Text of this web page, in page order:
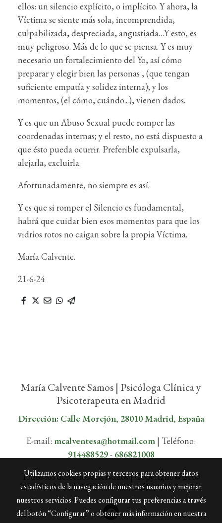
ellos: un silencio explícito, o implícito. Y ahora, la
Víctima se siente más sola, incomprendida,
culpabilizada, despreciada, angustiada…Y esto, es
muy peligroso. Más de lo que se piensa. Y es muy
necesario un fortalecimiento del Yo, así cómo
preparar y elegir bien las personas , (que tengan
suficiente empatía y solidez interna); y los
momentos, (el cómo, cuándo...), vienen dados.
Y es que un Abuso Sexual puede romper las
coordenadas internas; y el resto, no está dispuesto a
que ésto pueda ocurrir. Preferible expulsarla,
alejarla, excluirla.
Afortunadamente, no siempre es así.
Y es que si romper el Silencio es fundamental,
habrá que cuidar bien esos momentos para que los
vidrios rotos no caigan sobre la propia Víctima.
María Calvente.
21-6-24
María Calvente Samos | Psicóloga Clínica y
Psicoterapeuta en Madrid
Dirección: Calle Morejón, 28010 Madrid, España
E-mail: mcalventesa@hotmail.com | Teléfono:
914488529- 686821008
Todos los derechos reservados | Copyright © 2009
Utilizamos cookies propias y terceros para obtener datos
estadísticos de la navegación de nuestros usuarios y mejorar
nuestros servicios. Puedes configurar tus preferencias a través
del botón “Configurar” o obtener más información en nuestra